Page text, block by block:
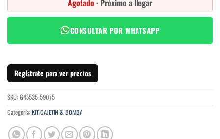
Agotado · Próximo a llegar
CONSULTAR POR WHATSAPP
Regístrate para ver precios
SKU: G45535-59075
Categoría: KIT CAJETIN & BOMBA